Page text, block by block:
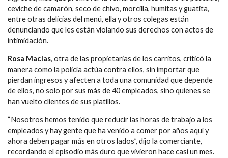
ceviche de camarón, seco de chivo, morcilla, humitas y guatita,
entre otras delicias del menú, ella y otros colegas están
denunciando que les están violando sus derechos con actos de
intimidación.
Rosa Macías, otra de las propietarias de los carritos, criticó la
manera como la policía actúa contra ellos, sin importar que
pierdan ingresos y afecten a toda una comunidad que depende
de ellos, no solo por sus más de 40 empleados, sino quienes se
han vuelto clientes de sus platillos.
“Nosotros hemos tenido que reducir las horas de trabajo a los
empleados y hay gente que ha venido a comer por años aquí y
ahora deben pagar más en otros lados”, dijo la comerciante,
recordando el episodio más duro que vivieron hace casi un mes.